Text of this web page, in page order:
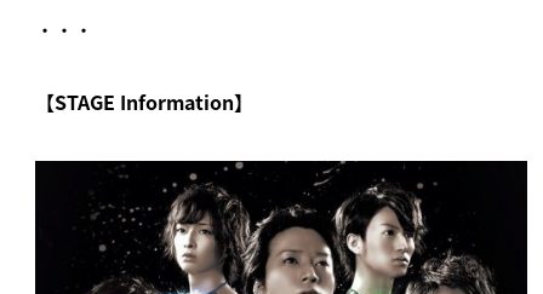
・・・
【STAGE Information】